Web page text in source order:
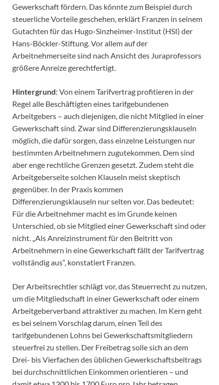
Gewerkschaft fördern. Das könnte zum Beispiel durch
steuerliche Vorteile geschehen, erklärt Franzen in seinem
Gutachten für das Hugo-Sinzheimer-Institut (HSI) der
Hans-Böckler-Stiftung. Vor allem auf der
Arbeitnehmerseite sind nach Ansicht des Juraprofessors
größere Anreize gerechtfertigt.
Hintergrund: Von einem Tarifvertrag profitieren in der
Regel alle Beschäftigten eines tarifgebundenen
Arbeitgebers – auch diejenigen, die nicht Mitglied in einer
Gewerkschaft sind. Zwar sind Differenzierungsklauseln
möglich, die dafür sorgen, dass einzelne Leistungen nur
bestimmten Arbeitnehmern zugutekommen. Dem sind
aber enge rechtliche Grenzen gesetzt. Zudem steht die
Arbeitgeberseite solchen Klauseln meist skeptisch
gegenüber. In der Praxis kommen
Differenzierungsklauseln nur selten vor. Das bedeutet:
Für die Arbeitnehmer macht es im Grunde keinen
Unterschied, ob sie Mitglied einer Gewerkschaft sind oder
nicht. „Als Anreizinstrument für den Beitritt von
Arbeitnehmern in eine Gewerkschaft fällt der Tarifvertrag
vollständig aus“, konstatiert Franzen.
Der Arbeitsrechtler schlägt vor, das Steuerrecht zu nutzen,
um die Mitgliedschaft in einer Gewerkschaft oder einem
Arbeitgeberverband attraktiver zu machen. Im Kern geht
es bei seinem Vorschlag darum, einen Teil des
tarifgebundenen Lohns bei Gewerkschaftsmitgliedern
steuerfrei zu stellen. Der Freibetrag solle sich an dem
Drei- bis Vierfachen des üblichen Gewerkschaftsbeitrags
bei durchschnittlichen Einkommen orientieren – und